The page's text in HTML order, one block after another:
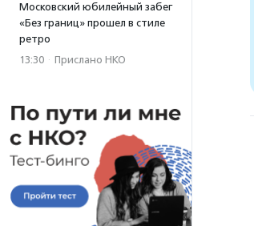
Московский юбилейный забег
«Без границ» прошел в стиле
ретро
13:30 · Прислано НКО